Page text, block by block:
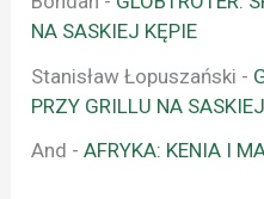
NA SASKIEJ KĘPIE
Stanisław Łopuszański -
PRZY GRILLU NA
And -AFRYKA: KENIA I